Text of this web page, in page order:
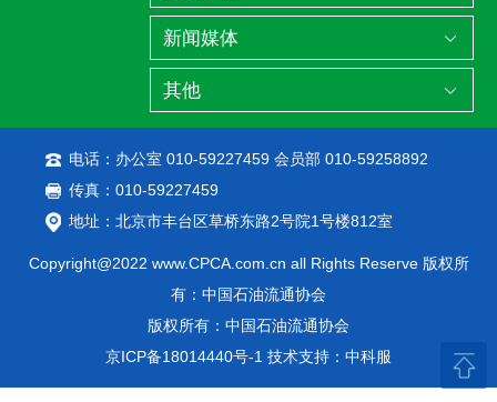
电话：办公室 010-59227459 会员部 010-59258892
传真：010-59227459
地址：北京市丰台区草桥东路2号院1号楼812室
Copyright@2022 www.CPCA.com.cn all Rights Reserve 版权所
有：中国石油流通协会
版权所有：中国石油流通协会
京ICP备18014440号-1 技术支持：中科服